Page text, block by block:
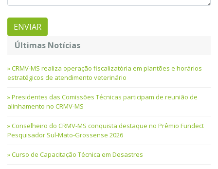
Últimas Notícias
CRMV-MS realiza operação fiscalizatória em plantões e horários
estratégicos de atendimento veterinário
Presidentes das Comissões Técnicas participam de reunião de
alinhamento no CRMV-MS
Conselheiro do CRMV-MS conquista destaque no Prêmio Fundect
Pesquisador Sul-Mato-Grossense 2026
Curso de Capacitação Técnica em Desastres